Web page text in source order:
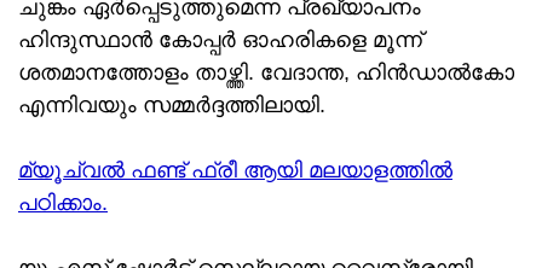
ചുങ്കം ഏര്‍പ്പെടുത്തുമെന്ന പ്രഖ്യാപനം
ഹിന്ദുസ്ഥാന്‍ കോപ്പര്‍ ഓഹരികളെ മൂന്ന്
ശതമാനത്തോളം താഴ്ത്തി. വേദാന്ത, ഹിന്‍ഡാല്‍കോ
എന്നിവയും സമ്മർദ്ദത്തിലായി.
മ്യൂച്വൽ ഫണ്ട് ഫ്രീ ആയി മലയാളത്തിൽ
പഠിക്കാം.